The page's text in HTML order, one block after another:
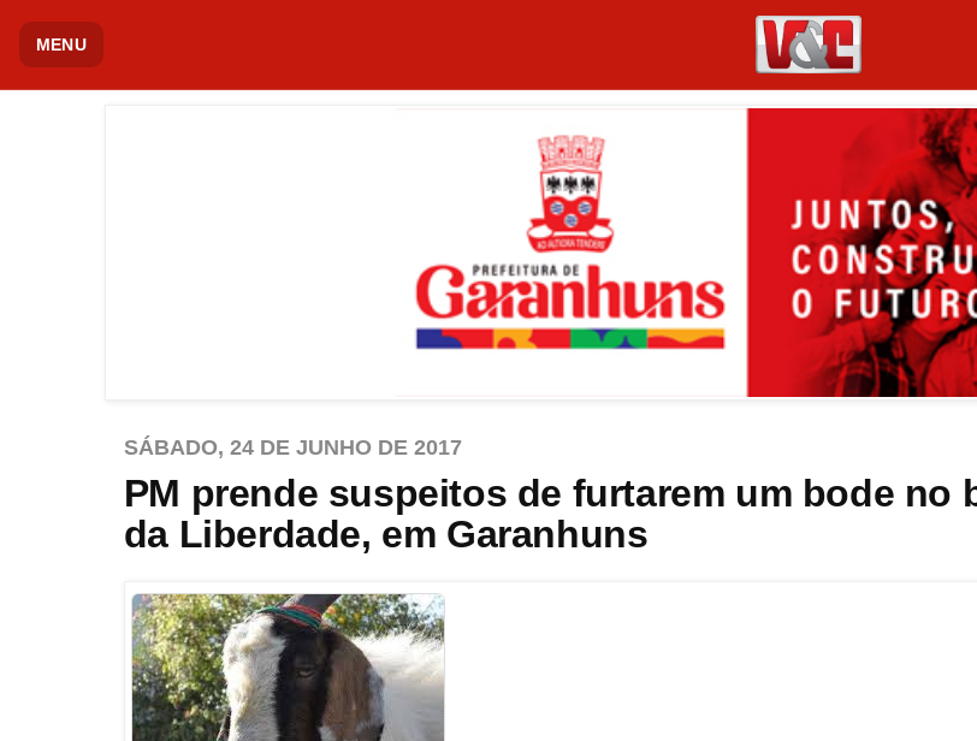
MENU
SÁBADO, 24 DE JUNHO DE 2017
PM prende suspeitos de furtarem um bode no
da Liberdade, em Garanhuns